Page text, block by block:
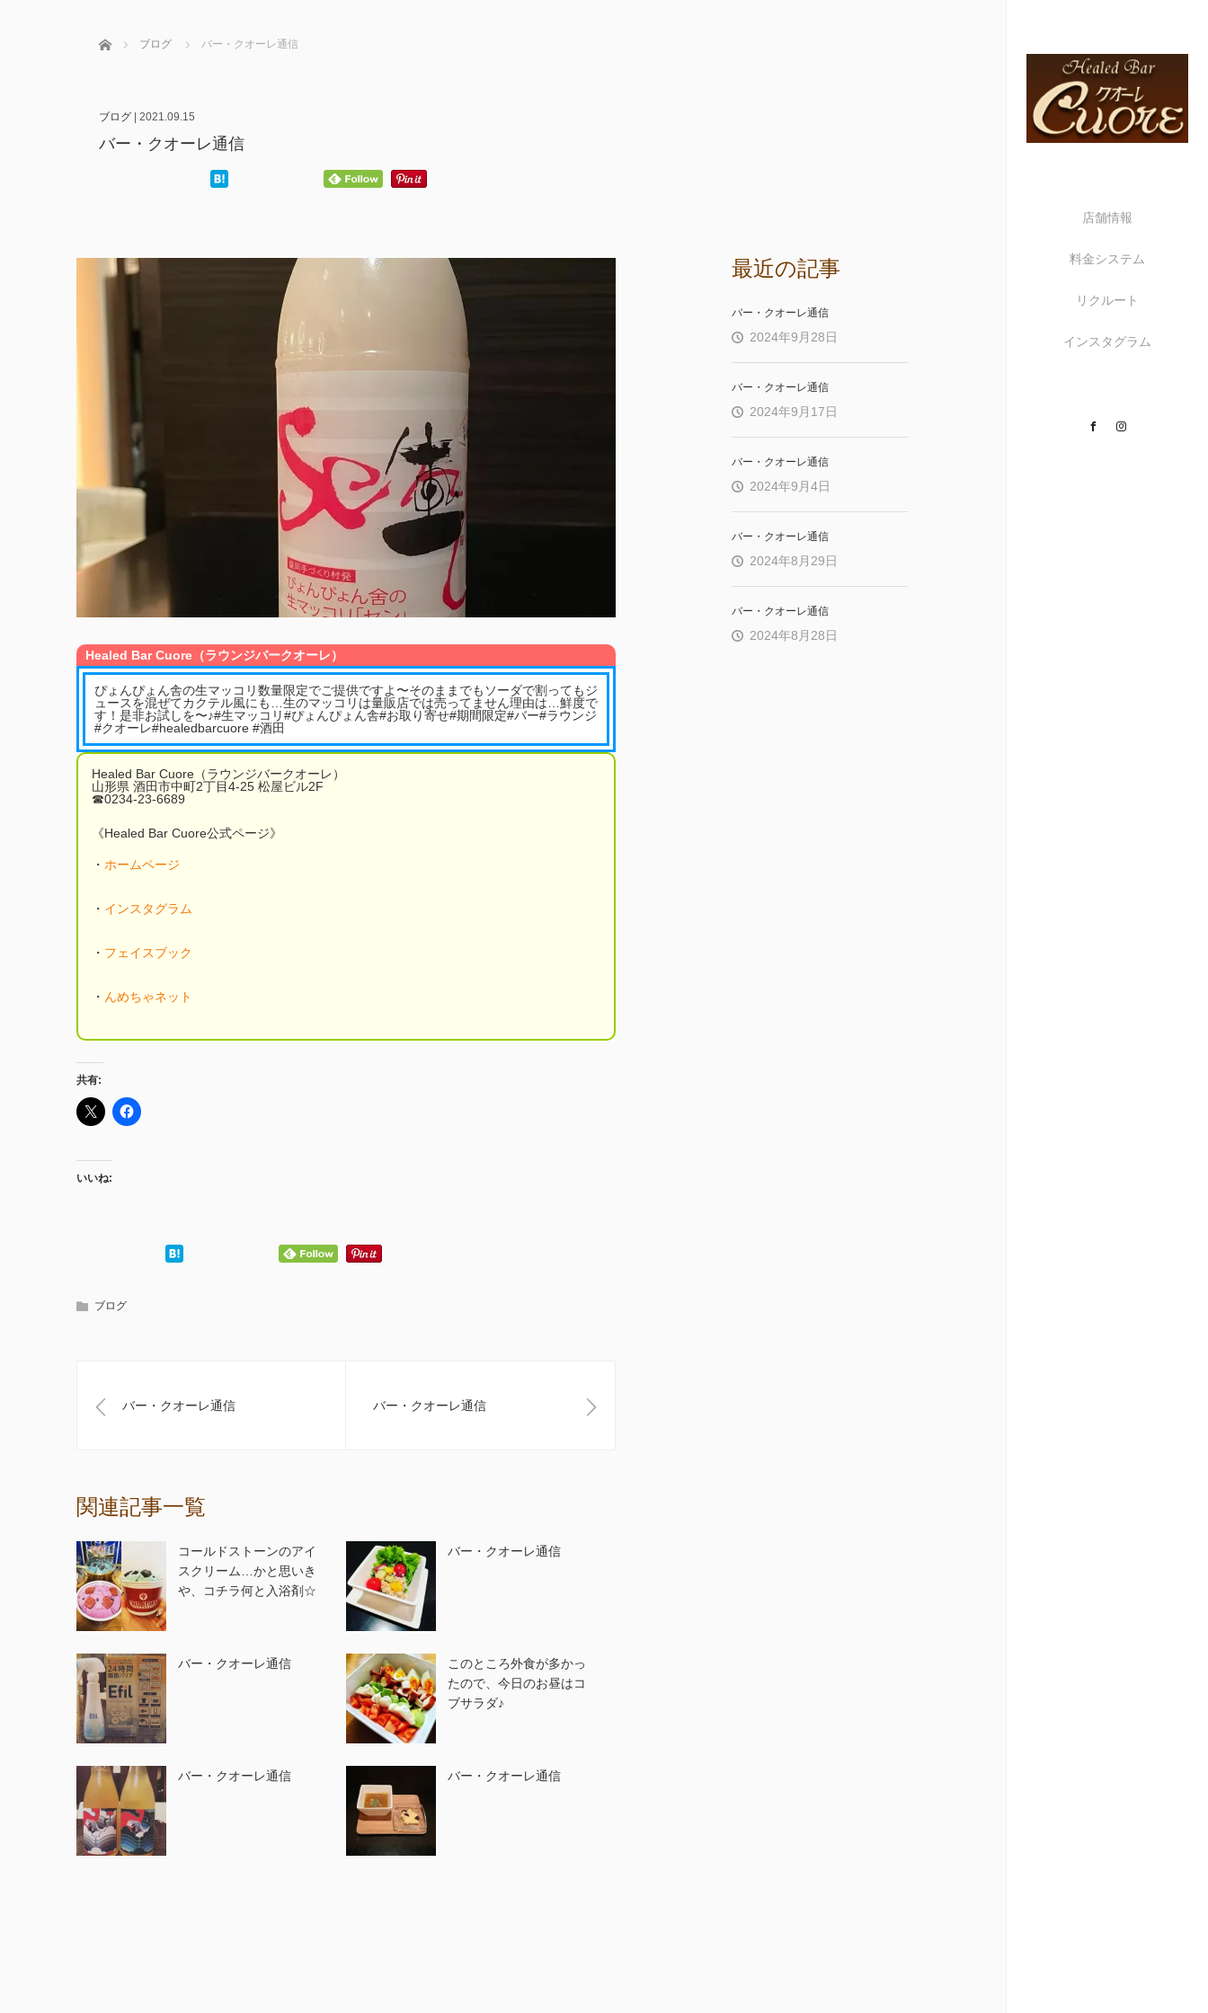
店舗情報
料金システム
リクルート
インスタグラム
Facebook
ホーム ブログ バー・クオーレ通信
ブログ| 2021.09.15
バー・クオーレ通信
Healed Bar Cuore（ラウンジバークオーレ）
ぴょんぴょん舎の生マッコリ数量限定でご提供ですよ〜そのままでもソーダで割ってもジ
ュースを混ぜてカクテル風にも…生のマッコリは量販店では売ってません理由は…鮮度で
す！是非お試しを〜♪#生マッコリ#ぴょんぴょん舎#お取り寄せ#期間限定#バー#ラウンジ
#クオーレ#healedbarcuore #酒田
Healed Bar Cuore（ラウンジバークオーレ）
山形県 酒田市中町2丁目4-25 松屋ビル2F
☎︎0234-23-6689
《Healed Bar Cuore公式ページ》
・ ホームページ
・ インスタグラム
・ フェイスブック
・ んめちゃネット
共有:
いいね:
ブログ
バー・クオーレ通信 バー・クオーレ通信
関連記事一覧
コールドストーンのアイ
スクリーム…かと思いき
や、コチラ何と入浴剤☆
バー・クオーレ通信
バー・クオーレ通信
このところ外食が多かっ
たので、今日のお昼はコ
ブサラダ♪
バー・クオーレ通信 バー・クオーレ通信
最近の記事
バー・クオーレ通信
2024年9月28日
バー・クオーレ通信
2024年9月17日
バー・クオーレ通信
2024年9月4日
バー・クオーレ通信
2024年8月29日
バー・クオーレ通信
2024年8月28日